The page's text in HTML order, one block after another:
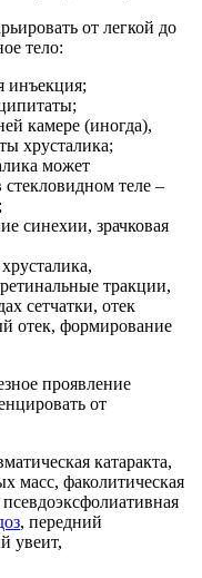
от легкой до
тело:
инъекция;
камере (иногда),
хрусталика;
может
стекловидном теле –
синехии, зрачковая
тракции,
сетчатки, отек
отек, формирование
проявление
от
катаракта,
масс, факолитическая
, передний
увеит,